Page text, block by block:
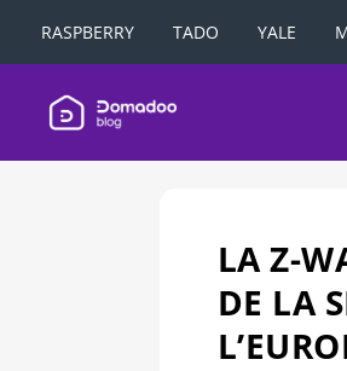
RASPBERRY TADO YALE
LA Z-
DE LA